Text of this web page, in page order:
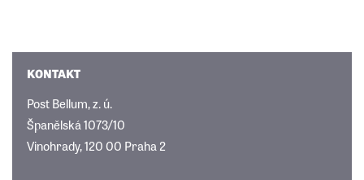
KONTAKT
Post Bellum, z. ú.
Španělská 1073/10
Vinohrady, 120 00 Praha 2